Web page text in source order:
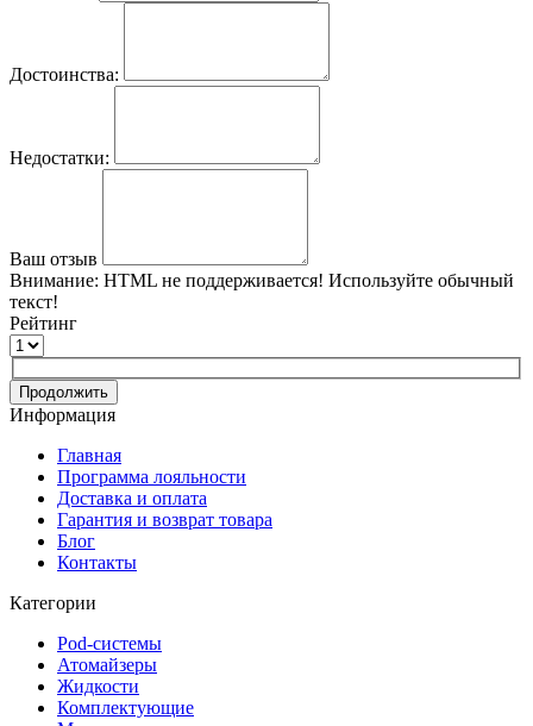
Достоинства:
Недостатки:
Ваш отзыв
Внимание: HTML не поддерживается! Используйте обычный
текст!
Рейтинг
Продолжить
Информация
Главная
Программа лояльности
Доставка и оплата
Гарантия и возврат товара
Блог
Контакты
Категории
Pod-системы
Атомайзеры
Жидкости
Комплектующие